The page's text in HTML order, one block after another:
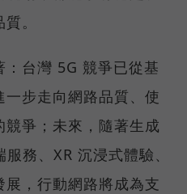
。
台灣 5G 競爭已從基
步走向網路品質、使
爭；未來，隨著生成
務、XR 沉浸式體驗、
，行動網路將成為支